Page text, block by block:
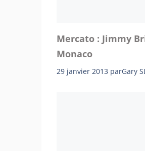
Mercato : Jimmy
Monaco
29 janvier 2013 parGary